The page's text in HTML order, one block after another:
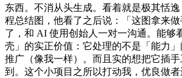
东西。不消从头生成。看着就是极其恬逸
程总结图，他看了之后说：「这图拿来
了，和 AI 使用创始人一对一沟通。能够
壳」的实正价值：它处理的不是「能力
推广（像我一样）。而且实的想把它插
到。这个小项目之所以打动我，优良做